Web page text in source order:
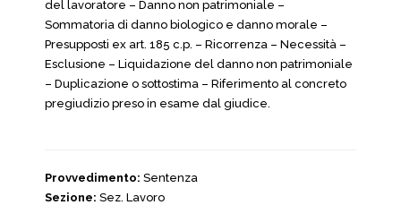
del lavoratore – Danno non patrimoniale –
Sommatoria di danno biologico e danno morale –
Presupposti ex art. 185 c.p. – Ricorrenza – Necessità –
Esclusione – Liquidazione del danno non patrimoniale
– Duplicazione o sottostima – Riferimento al concreto
pregiudizio preso in esame dal giudice.
Provvedimento: Sentenza
Sezione: Sez. Lavoro